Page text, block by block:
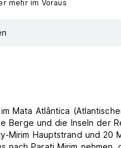
mehr im Voraus
Mata Atlântica
Berge und die Inseln der
Furado - Strand entfernt.